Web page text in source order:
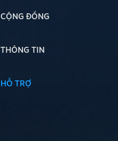
CỘNG ĐỒNG
THÔNG TIN
HỖ TRỢ